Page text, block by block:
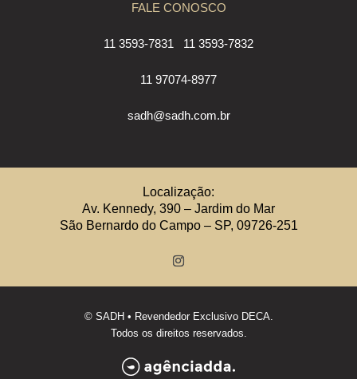
FALE CONOSCO
11 3593-7831 11 3593-7832
11 97074-8977
sadh@sadh.com.br
Localização:
Av. Kennedy, 390 – Jardim do Mar
São Bernardo do Campo – SP, 09726-251
© SADH • Revendedor Exclusivo DECA.
Todos os direitos reservados.